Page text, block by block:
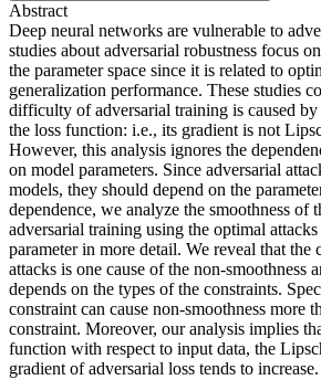
Abstract
Deep neural networks are vulnerable to
studies about adversarial robustness focus
the parameter space since it is related to
generalization performance. These studies
difficulty of adversarial training is caused by
the loss function: i.e., its gradient is not
However, this analysis ignores the
on model parameters. Since adversarial
models, they should depend on the
dependence, we analyze the smoothness of
adversarial training using the optimal
parameter in more detail. We reveal that the
attacks is one cause of the non-smoothness
depends on the types of the constraints.
constraint can cause non-smoothness more
constraint. Moreover, our analysis implies
function with respect to input data, the
gradient of adversarial loss tends to